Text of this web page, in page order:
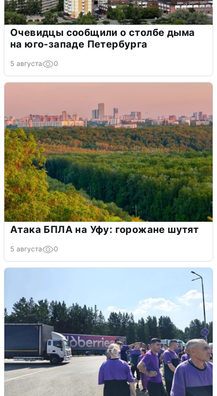
Очевидцы сообщили о столбе дыма
на юго-западе Петербурга
5 августа 0
Атака БПЛА на Уфу: горожане шутят
5 августа 0